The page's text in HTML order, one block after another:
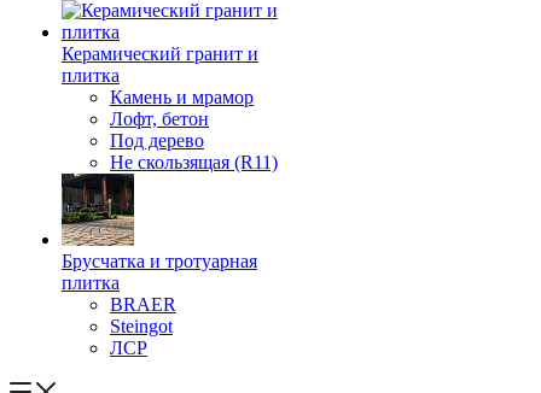
Керамический гранит и
плитка
Камень и мрамор
Лофт, бетон
Под дерево
Не скользящая (R11)
Брусчатка и тротуарная
плитка
BRAER
Steingot
ЛСР